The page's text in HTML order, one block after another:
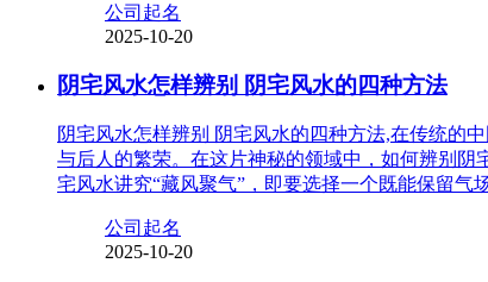
公司起名
2025-10-20
阴宅风水怎样辨别 阴宅风水的四种方法
阴宅风水怎样辨别 阴宅风水的四种方法,在传统的
与后人的繁荣。在这片神秘的领域中，如何辨别
宅风水讲究“藏风聚气”，即要选择一个既能保留
公司起名
2025-10-20